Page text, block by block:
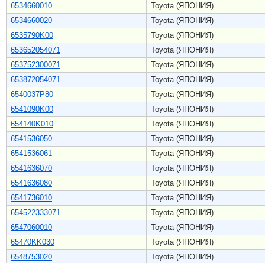
6534660010
Toyota (ЯПОНИЯ)
6534660020
Toyota (ЯПОНИЯ)
6535790K00
Toyota (ЯПОНИЯ)
653652054071
Toyota (ЯПОНИЯ)
653752300071
Toyota (ЯПОНИЯ)
653872054071
Toyota (ЯПОНИЯ)
6540037P80
Toyota (ЯПОНИЯ)
6541090K00
Toyota (ЯПОНИЯ)
654140K010
Toyota (ЯПОНИЯ)
6541536050
Toyota (ЯПОНИЯ)
6541536061
Toyota (ЯПОНИЯ)
6541636070
Toyota (ЯПОНИЯ)
6541636080
Toyota (ЯПОНИЯ)
6541736010
Toyota (ЯПОНИЯ)
654522333071
Toyota (ЯПОНИЯ)
6547060010
Toyota (ЯПОНИЯ)
65470KK030
Toyota (ЯПОНИЯ)
6548753020
Toyota (ЯПОНИЯ)